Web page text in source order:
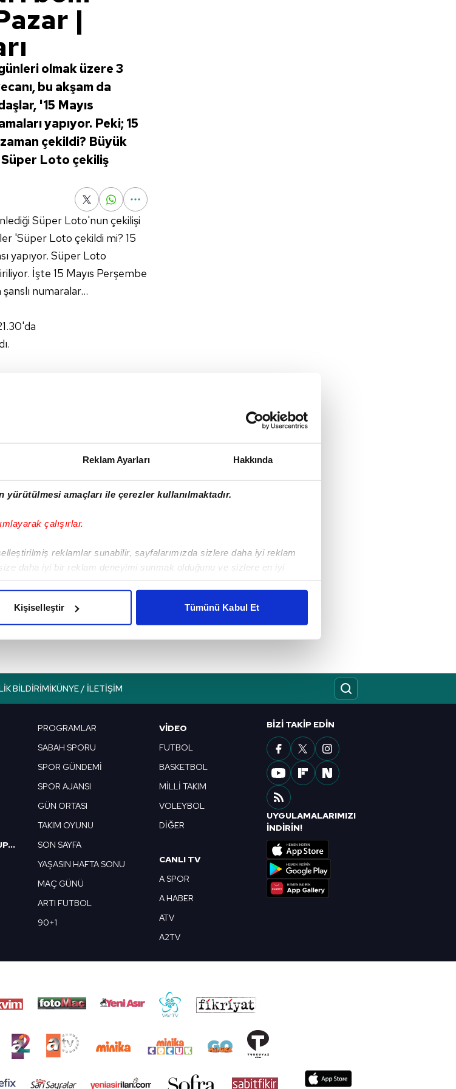
Reklam Ayarları Hakkında
amaçları ile çerezler kullanılmaktadır.
çalışırlar.
reklamlar sunabilir, sayfalarımızda sizlere daha iyi reklam
daha iyi bir reklam deneyimi sunmak olduğunu ve sizlere en iyi
takdirde, kullanıcılara hedefli reklamlar gösterilmeyecektir."
işlevsel kılınması ve kişiselleştirilmesi ve sizlere yönelik
belirleyebilirsiniz. Çerezlere ilişkin detaylı bilgi için Ayarlar
hazırlanmış Aydınlatma Metnimizi okumak ve sitemizde ilgili
almak için lütfentıklayınız
Kişiselleştir Tümünü Kabul Et
|
olmak üzere 3
bu akşam da
'15 Mayıs
yapıyor. Peki; 15
çekildi? Büyük
Süper Loto çekiliş
Süper Loto'nun çekilişi
'Süper Loto çekildi mi? 15
yapıyor. Süper Loto
İşte 15 Mayıs Perşembe
numaralar...
Sonraki Haber
Mayıs
BILDIRIMIKÜNYE / İLETIŞIM
ZİRAAT TÜRKİYE KUPASI
PROGRAMLAR
SABAH SPORU
SPOR GÜNDEMİ
SPOR AJANSI
GÜN ORTASI
TAKIM OYUNU
SON SAYFA
YAŞASIN HAFTA SONU
MAÇ GÜNÜ
ARTI FUTBOL
90+1
VIDEO
FUTBOL
BASKETBOL
MİLLİ TAKIM
VOLEYBOL
DİĞER
CANLI TV
A SPOR
A HABER
ATV
A2TV
BIZI TAKIP EDIN
UYGULAMALARIMIZI
İNDİRİN!